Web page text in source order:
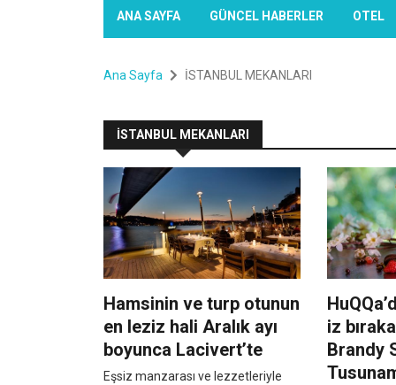
ANA SAYFA GÜNCEL HABERLER OTEL
Ana Sayfa İSTANBUL MEKANLARI
İSTANBUL MEKANLARI
Hamsinin ve turp otunun
en leziz hali Aralık ayı
boyunca Lacivert’te
Eşsiz manzarası ve lezzetleriyle
iz
Brandy